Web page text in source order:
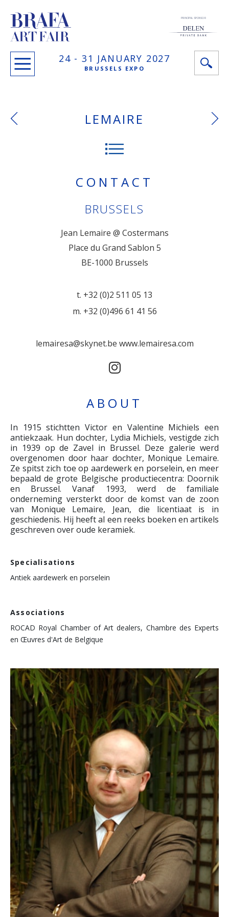
24 - 31 JANUARY 2027
BRUSSELS EXPO
PRINCIPAL SPONSOR
LEMAIRE
CONTACT
BRUSSELS
Jean Lemaire @ Costermans
Place du Grand Sablon 5
BE-1000 Brussels
t. +32 (0)2 511 05 13
m. +32 (0)496 61 41 56
lemairesa@skynet.be www.lemairesa.com
ABOUT
In 1915 stichtten Victor en Valentine Michiels een
antiekzaak. Hun dochter, Lydia Michiels, vestigde zich
in 1939 op de Zavel in Brussel. Deze galerie werd
overgenomen door haar dochter, Monique Lemaire.
Ze spitst zich toe op aardewerk en porselein, en meer
bepaald de grote Belgische productiecentra: Doornik
en Brussel. Vanaf 1993, werd de familiale
onderneming versterkt door de komst van de zoon
van Monique Lemaire, Jean, die licentiaat is in
geschiedenis. Hij heeft al een reeks boeken en artikels
geschreven over oude keramiek.
Specialisations
Antiek aardewerk en porselein
Associations
ROCAD Royal Chamber of Art dealers, Chambre des Experts
en Œuvres d'Art de Belgique